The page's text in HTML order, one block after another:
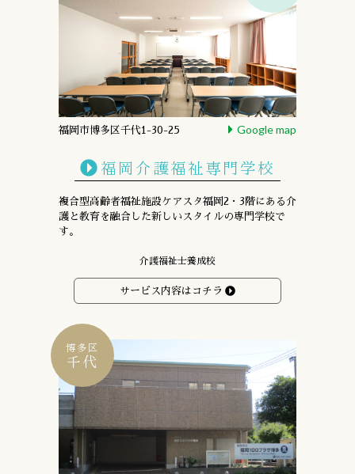
福岡市博多区千代1-30-25 Google map
福岡介護福祉専門学校
複合型高齢者福祉施設ケアスタ福岡2・3階にある介
護と教育を融合した新しいスタイルの専門学校で
す。
介護福祉士養成校
サービス内容はコチラ
博多区
千代